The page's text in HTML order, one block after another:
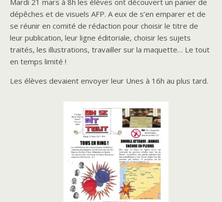
Mardi 21 mars à 8h les élèves ont découvert un panier de
dépêches et de visuels AFP. A eux de s’en emparer et de
se réunir en comité de rédaction pour choisir le titre de
leur publication, leur ligne éditoriale, choisir les sujets
traités, les illustrations, travailler sur la maquette… Le tout
en temps limité !
Les élèves devaient envoyer leur Unes à 16h au plus tard.